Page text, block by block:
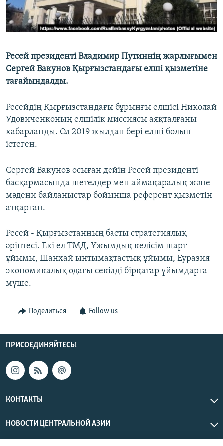
Ресей президенті Владимир Путиннің жарлығымен
Сергей Вакунов Қырғызстандағы елші қызметіне
тағайындалды.
Ресейдің Қырғызстандағы бұрынғы елшісі Николай
Удовиченконың елшілік миссиясы аяқталғаны
хабарланды. Ол 2019 жылдан бері елші болып
істеген.
Сергей Вакунов осыған дейін Ресей президенті
басқармасында шетелдер мен аймақаралық және
мәдени байланыстар бойынша референт қызметін
атқарған.
Ресей - Қырғызстанның басты стратегиялық
әріптесі. Екі ел ТМД, Ұжымдық келісім шарт
ұйымы, Шанхай ынтымақтастық ұйымы, Еуразия
экономикалық одағы секілді бірқатар ұйымдарға
мүше.
Поделиться Follow us
ПРИСОЕДИНЯЙТЕСЬ!
КОНТАКТЫ
НОВОСТИ ЦЕНТРАЛЬНОЙ АЗИИ